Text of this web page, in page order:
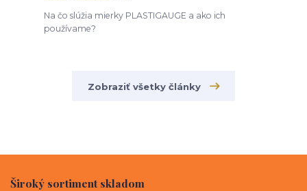
Na čo slúžia mierky PLASTIGAUGE a ako ich
používame?
Zobraziť všetky články
Široký sortiment skladom